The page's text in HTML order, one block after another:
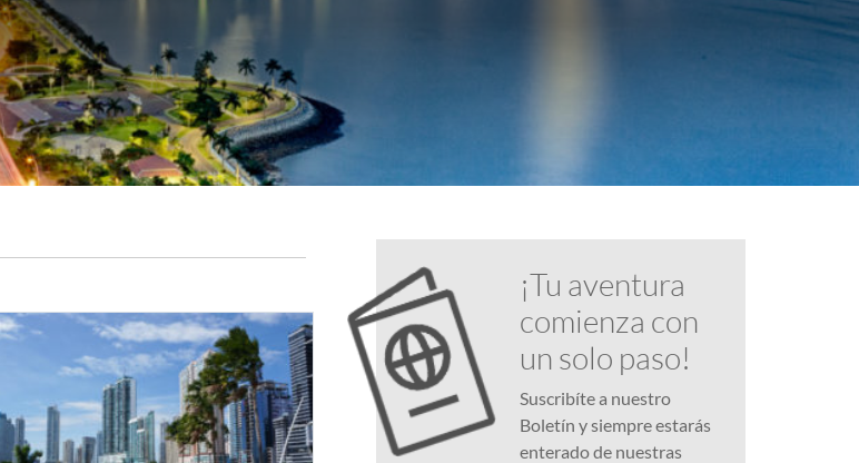
¡Tu aventura
comienza con
un solo paso!
Suscribíte a nuestro
Boletín y siempre estarás
enterado de nuestras